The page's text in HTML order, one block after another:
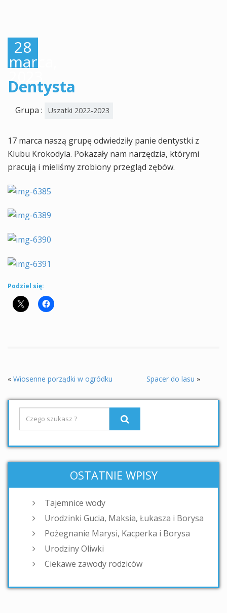
28
marca,
2023
Dentysta
Grupa : Uszatki 2022-2023
17 marca naszą grupę odwiedziły panie dentystki z
Klubu Krokodyla. Pokazały nam narzędzia, którymi
pracują i mieliśmy zrobiony przegląd zębów.
Podziel się:
« Wiosenne porządki w ogródku Spacer do lasu »
OSTATNIE WPISY
Tajemnice wody
Urodzinki Gucia, Maksia, Łukasza i Borysa
Pożegnanie Marysi, Kacperka i Borysa
Urodziny Oliwki
Ciekawe zawody rodziców